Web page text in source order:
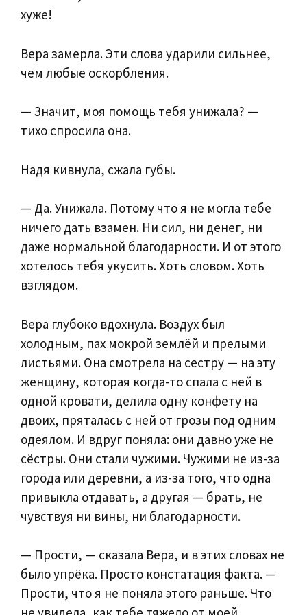
хуже!
Вера замерла. Эти слова ударили сильнее,
чем любые оскорбления.
— Значит, моя помощь тебя унижала? —
тихо спросила она.
Надя кивнула, сжала губы.
— Да. Унижала. Потому что я не могла тебе
ничего дать взамен. Ни сил, ни денег, ни
даже нормальной благодарности. И от этого
хотелось тебя укусить. Хоть словом. Хоть
взглядом.
Вера глубоко вдохнула. Воздух был
холодным, пах мокрой землёй и прелыми
листьями. Она смотрела на сестру — на эту
женщину, которая когда-то спала с ней в
одной кровати, делила одну конфету на
двоих, пряталась с ней от грозы под одним
одеялом. И вдруг поняла: они давно уже не
сёстры. Они стали чужими. Чужими не из-за
города или деревни, а из-за того, что одна
привыкла отдавать, а другая — брать, не
чувствуя ни вины, ни благодарности.
— Прости, — сказала Вера, и в этих словах не
было упрёка. Просто констатация факта. —
Прости, что я не поняла этого раньше. Что